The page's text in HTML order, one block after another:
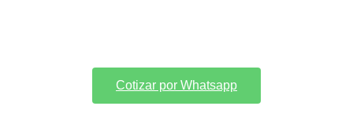
Cotizar por Whatsapp